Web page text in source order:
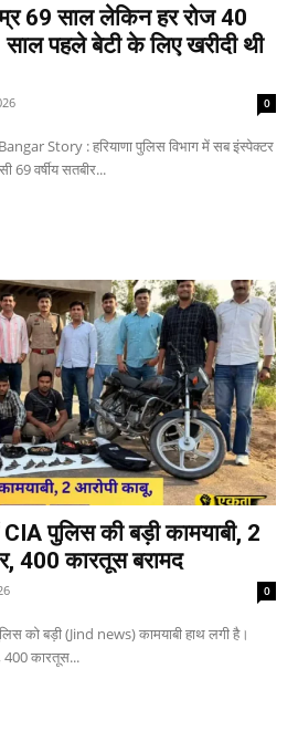
69 साल लेकिन हर रोज 40
पहले बेटी के लिए खरीदी थी
0
Story : हरियाणा पुलिस विभाग में सब इंस्पेक्टर
69 वर्षीय सतबीर...
पुलिस की बड़ी कामयाबी, 2
400 कारतूस बरामद
0
को बड़ी (Jind news) कामयाबी हाथ लगी है।
400 कारतूस...